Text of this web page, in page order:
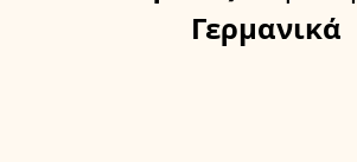
Γερμανικά